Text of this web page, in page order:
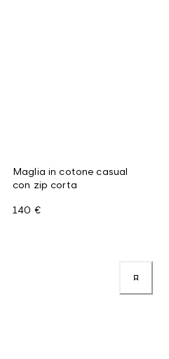
Maglia in cotone casual
con zip corta
140 €